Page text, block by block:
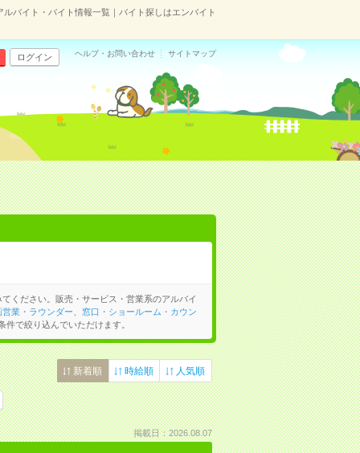
バイト・バイト情報一覧｜バイト探しはエンバイト
ログイン ヘルプ・お問い合わせ サイトマップ
ください。販売・サービス・営業系のアルバイ
業・ラウンダー
窓口・ショールーム・カウン
件で絞り込んでいただけます。
新着順 時給順 人気順
掲載日：2026.08.07